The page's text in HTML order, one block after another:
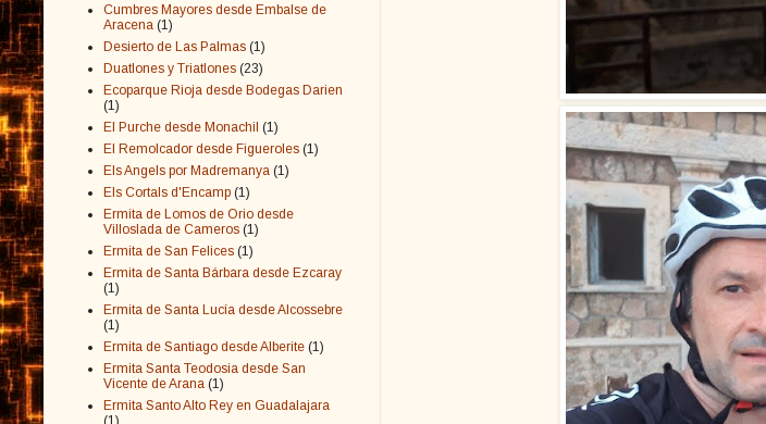
Cumbres Mayores desde Embalse de
Aracena (1)
Desierto de Las Palmas (1)
Duatlones y Triatlones (23)
Ecoparque Rioja desde Bodegas Darien
(1)
El Purche desde Monachil (1)
El Remolcador desde Figueroles (1)
Els Angels por Madremanya (1)
Els Cortals d'Encamp (1)
Ermita de Lomos de Orio desde
Villoslada de Cameros (1)
Ermita de San Felices (1)
Ermita de Santa Bárbara desde Ezcaray
(1)
Ermita de Santa Lucía desde Alcossebre
(1)
Ermita de Santiago desde Alberite (1)
Ermita Santa Teodosia desde San
Vicente de Arana (1)
Ermita Santo Alto Rey en Guadalajara
(1)